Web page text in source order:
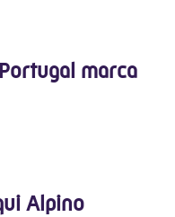
marca
Alpino